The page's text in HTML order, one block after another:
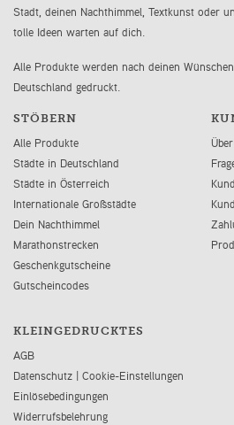
Stadt, deinen Nachthimmel, Textkunst oder
tolle Ideen warten auf dich.
Alle Produkte werden nach deinen
Deutschland gedruckt.
STÖBERN
Alle Produkte
Städte in Deutschland
Städte in Österreich
Internationale Großstädte
Dein Nachthimmel
Marathonstrecken
Geschenkgutscheine
Gutscheincodes
KLEINGEDRUCKTES
AGB
Datenschutz | Cookie-Einstellungen
Einlösebedingungen
Widerrufsbelehrung